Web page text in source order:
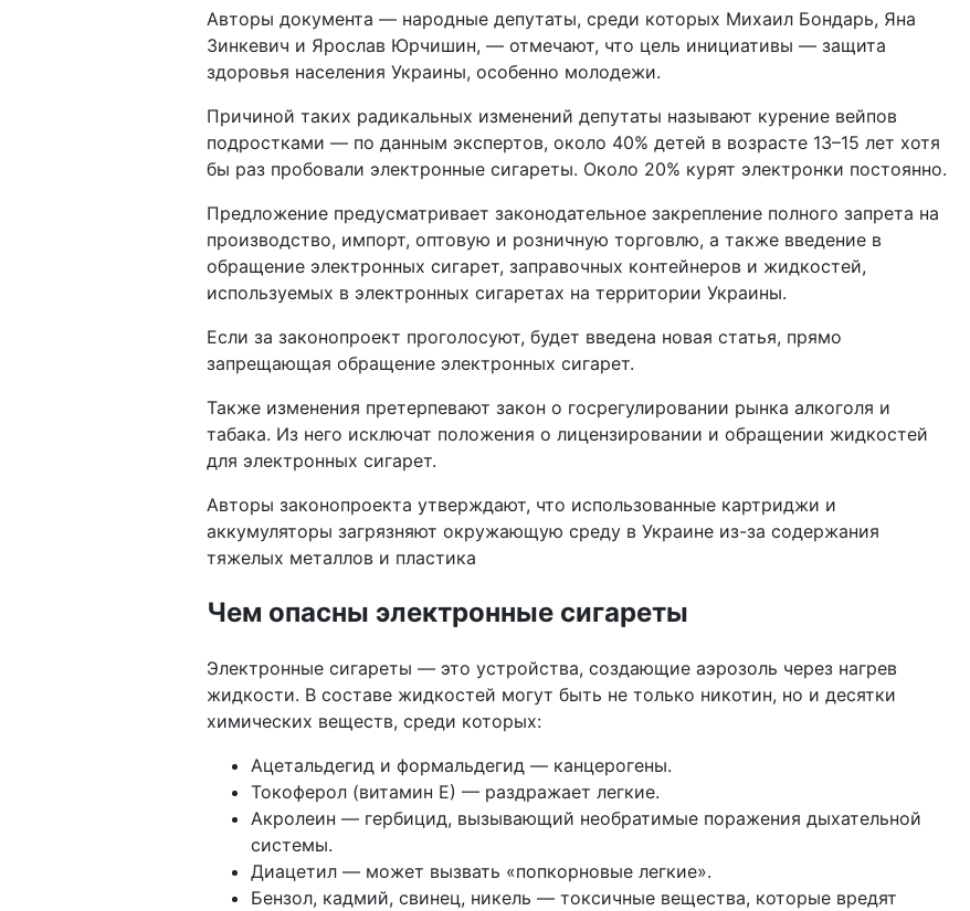
Авторы документа — народные депутаты, среди которых Михаил Бондарь, Яна
Зинкевич и Ярослав Юрчишин, — отмечают, что цель инициативы — защита
здоровья населения Украины, особенно молодежи.
Причиной таких радикальных изменений депутаты называют курение вейпов
подростками — по данным экспертов, около 40% детей в возрасте 13–15 лет хотя
бы раз пробовали электронные сигареты. Около 20% курят электронки постоянно.
Предложение предусматривает законодательное закрепление полного запрета на
производство, импорт, оптовую и розничную торговлю, а также введение в
обращение электронных сигарет, заправочных контейнеров и жидкостей,
используемых в электронных сигаретах на территории Украины.
Если за законопроект проголосуют, будет введена новая статья, прямо
запрещающая обращение электронных сигарет.
Также изменения претерпевают закон о госрегулировании рынка алкоголя и
табака. Из него исключат положения о лицензировании и обращении жидкостей
для электронных сигарет.
Авторы законопроекта утверждают, что использованные картриджи и
аккумуляторы загрязняют окружающую среду в Украине из-за содержания
тяжелых металлов и пластика
Чем опасны электронные сигареты
Электронные сигареты — это устройства, создающие аэрозоль через нагрев
жидкости. В составе жидкостей могут быть не только никотин, но и десятки
химических веществ, среди которых:
Ацетальдегид и формальдегид — канцерогены.
Токоферол (витамин Е) — раздражает легкие.
Акролеин — гербицид, вызывающий необратимые поражения дыхательной
системы.
Диацетил — может вызвать «попкорновые легкие».
Бензол, кадмий, свинец, никель — токсичные вещества, которые вредят